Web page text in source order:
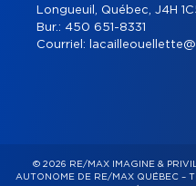
Longueuil, Québec, J4H
Bur.: 450 651-8331
Courriel:
© 2026 RE/MAX IMAGINE &
AUTONOME DE RE/MAX QUÉBEC –